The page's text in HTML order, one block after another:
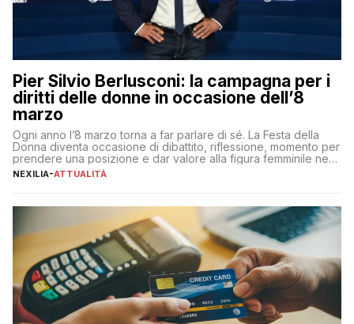
Pier Silvio Berlusconi: la campagna per i
diritti delle donne in occasione dell’8
marzo
Ogni anno l’8 marzo torna a far parlare di sé. La Festa della
Donna diventa occasione di dibattito, riflessione, momento per
prendere una posizione e dar valore alla figura femminile nella
sua complessità e crucialità. A lanciare un messaggio “forte e
NEXILIA-ATTUALITÀ